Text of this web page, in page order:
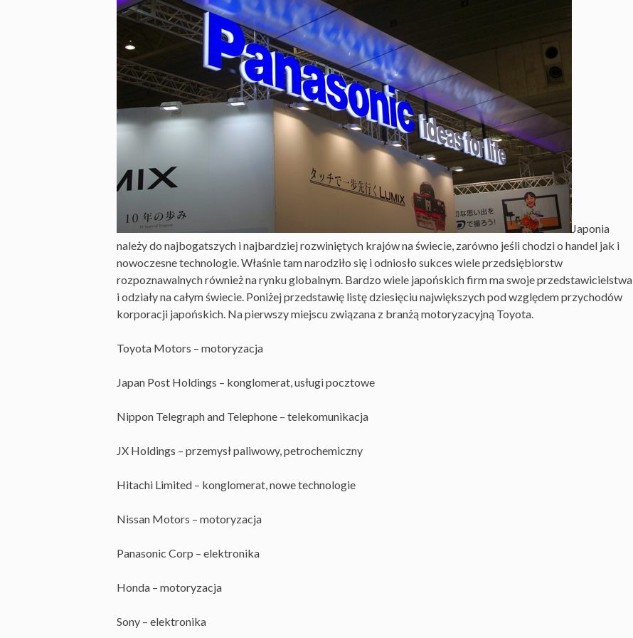
Japonia
należy do najbogatszych i najbardziej rozwiniętych krajów na świecie, zarówno jeśli chodzi o handel jak i
nowoczesne technologie. Właśnie tam narodziło się i odniosło sukces wiele przedsiębiorstw
rozpoznawalnych również na rynku globalnym. Bardzo wiele japońskich firm ma swoje przedstawicielstwa
i odziały na całym świecie. Poniżej przedstawię listę dziesięciu największych pod względem przychodów
korporacji japońskich. Na pierwszy miejscu związana z branżą motoryzacyjną Toyota.
Toyota Motors – motoryzacja
Japan Post Holdings – konglomerat, usługi pocztowe
Nippon Telegraph and Telephone – telekomunikacja
JX Holdings – przemysł paliwowy, petrochemiczny
Hitachi Limited – konglomerat, nowe technologie
Nissan Motors – motoryzacja
Panasonic Corp – elektronika
Honda – motoryzacja
Sony – elektronika